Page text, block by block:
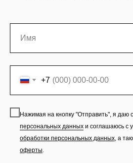
+7
Нажимая на кнопку "Отправить", я даю
персональных данных и соглашаюсь с
обработки персональных данных, а
оферты.